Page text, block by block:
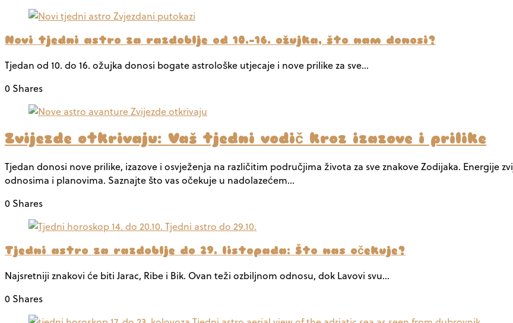
Novi tjedni astro za razdoblje od 10.-16. ožujka, što nam donosi?
Tjedan od 10. do 16. ožujka donosi bogate astrološke utjecaje i nove prilike za sve…
0 Shares
Zvijezde otkrivaju: Vaš tjedni vodič kroz izazove i prilike
Tjedan donosi nove prilike, izazove i osvježenja na različitim područjima života za sve znakove Zodijaka. Energije
odnosima i planovima. Saznajte što vas očekuje u nadolazećem…
0 Shares
Tjedni astro za razdoblje do 29. listopada: Što nas očekuje?
Najsretniji znakovi će biti Jarac, Ribe i Bik. Ovan teži ozbiljnom odnosu, dok Lavovi svu…
0 Shares